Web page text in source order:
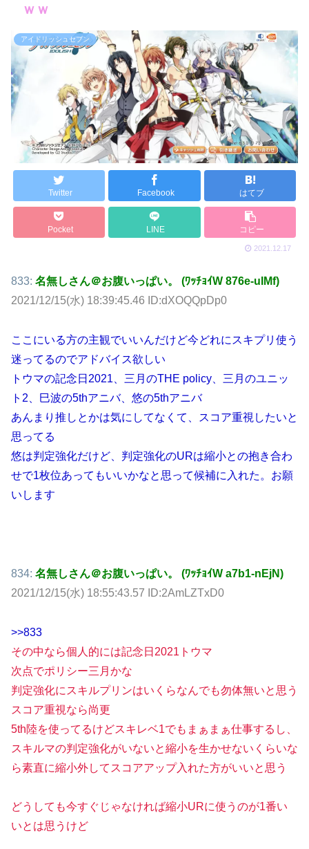
ｗｗ
アイドリッシュセブン
Twitter Facebook はてブ
Pocket LINE コピー
2021.12.17
833: 名無しさん＠お腹いっぱい。 (ﾜｯﾁｮｲW 876e-uIMf)
2021/12/15(水) 18:39:45.46 ID:dXOQQpDp0
ここにいる方の主観でいいんだけど今どれにスキプリ使う
迷ってるのでアドバイス欲しい
トウマの記念日2021、三月のTHE policy、三月のユニッ
ト2、巳波の5thアニバ、悠の5thアニバ
あんまり推しとかは気にしてなくて、スコア重視したいと
思ってる
悠は判定強化だけど、判定強化のURは縮小との抱き合わ
せで1枚位あってもいいかなと思って候補に入れた。お願
いします
834: 名無しさん＠お腹いっぱい。 (ﾜｯﾁｮｲW a7b1-nEjN)
2021/12/15(水) 18:55:43.57 ID:2AmLZTxD0
>>833
その中なら個人的には記念日2021トウマ
次点でポリシー三月かな
判定強化にスキルプリンはいくらなんでも勿体無いと思う
スコア重視なら尚更
5th陸を使ってるけどスキレベ1でもまぁまぁ仕事するし、
スキルマの判定強化がいないと縮小を生かせないくらいな
ら素直に縮小外してスコアアップ入れた方がいいと思う
どうしても今すぐじゃなければ縮小URに使うのが1番い
いとは思うけど